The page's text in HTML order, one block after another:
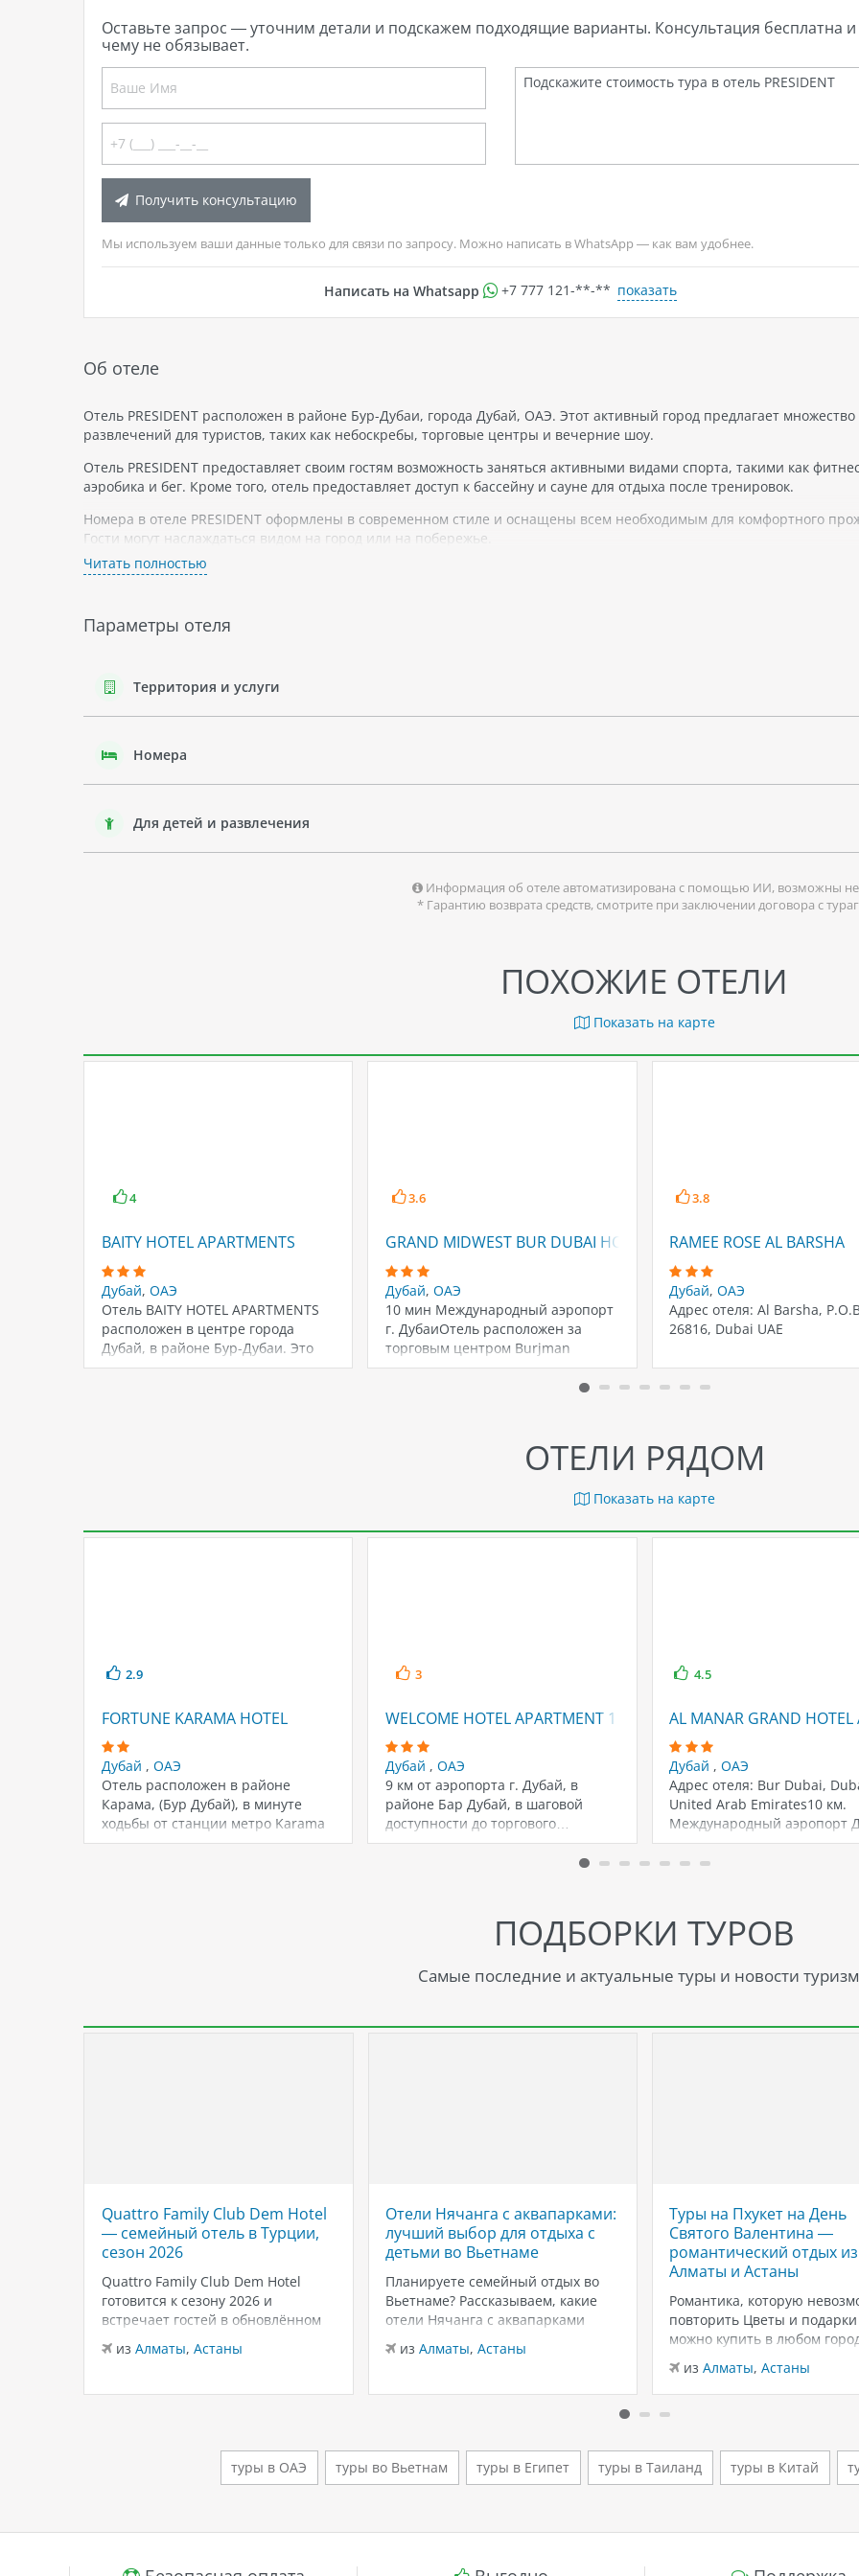
Оставьте запрос — уточним детали и подскажем подходящие варианты. Консультация бесплатна и
чему не обязывает.
Получить консультацию
Мы используем ваши данные только для связи по запросу. Можно написать в WhatsApp — как вам удобнее.
Написать на Whatsapp +7 777 121-**-** показать
Об отеле
Отель PRESIDENT расположен в районе Бур-Дубаи, города Дубай, ОАЭ. Этот активный город предлагает множество
развлечений для туристов, таких как небоскребы, торговые центры и вечерние шоу.
Отель PRESIDENT предоставляет своим гостям возможность заняться активными видами спорта, такими как
аэробика и бег. Кроме того, отель предоставляет доступ к бассейну и сауне для отдыха после тренировок.
Номера в отеле PRESIDENT оформлены в современном стиле и оснащены всем необходимым для комфортного
Гости могут наслаждаться видом на город или на побережье.
Описание региона и города: Дубай Бур-Дубаи является одним из самых живых районов этого города. Здесь много
Отдых в Бур-Дубаи подходит для тех, кто любит шопинг и развлекательные мероприятия. Но это также отличное
тех, кто ищет красивые пляжи, океанские виды и прогулки вдоль набережной.
Рядом с отелем расположены множество достопримечательностей и мест для развлечений.
Читать полностью
Параметры отеля
Территория и услуги
Номера
Для детей и развлечения
Информация об отеле автоматизирована с помощью ИИ, возможны
* Гарантию возврата средств, смотрите при заключении договора с
ПОХОЖИЕ ОТЕЛИ
Показать на карте
4
BAITY HOTEL APARTMENTS
Дубай, ОАЭ
Отель BAITY HOTEL APARTMENTS
расположен в центре города
Дубай, в районе Бур-Дубаи. Это
прекрасное место…
3.6
GRAND MIDWEST BUR DUBAI HOTEL APARTMENTS
Дубай, ОАЭ
10 мин Международный аэропорт
г. ДубаиОтель расположен за
торговым центром Burjman
3.8
RAMEE ROSE AL BARSHA
Дубай, ОАЭ
Адрес отеля: Al Barsha,
26816, Dubai UAE
ОТЕЛИ РЯДОМ
Показать на карте
2.9
FORTUNE KARAMA HOTEL
Дубай , ОАЭ
Отель расположен в районе
Карама, (Бур Дубай), в минуте
ходьбы от станции метро Karama
(ADCB)…
3
WELCOME HOTEL APARTMENT 1 (EX.LONDON CREEK)
Дубай , ОАЭ
9 км от аэропорта г. Дубай, в
районе Бар Дубай, в шаговой
доступности до торгового…
4.5
AL MANAR GRAND HOTEL
Дубай , ОАЭ
Адрес отеля: Bur Dubai,
United Arab Emirates10 км.
Международный аэропорт
ПОДБОРКИ ТУРОВ
Самые последние и актуальные туры и новости
Quattro Family Club Dem Hotel
— семейный отель в Турции,
сезон 2026
Quattro Family Club Dem Hotel
готовится к сезону 2026 и
встречает гостей в обновлённом
формате, делая ставку на
повышенный комфорт,
спокойного семейного отдыха у
семейный отель в…
из Алматы, Астаны
Отели Нячанга с аквапарками:
лучший выбор для отдыха с
детьми во Вьетнаме
Планируете семейный отдых во
Вьетнаме? Рассказываем, какие
отели Нячанга с аквапарками
подойдут для отдыха с детьми:
бассейны, горки, пляжи и
Нячанг — один из самых
удачно сочетаются тёплый
климат,…
из Алматы, Астаны
Туры на Пхукет на День
Святого Валентина —
романтический отдых из
Алматы и Астаны
Романтика, которую
повторить Цветы и подарки
можно купить в любом
вот тёплый песок, закаты у
Андаманского моря и
дней только для вас двоих
эмоции, которые
из лучших…
изАлматы,Астаны
туры в ОАЭ туры во Вьетнам туры в Египет туры в Таиланд туры в Китай